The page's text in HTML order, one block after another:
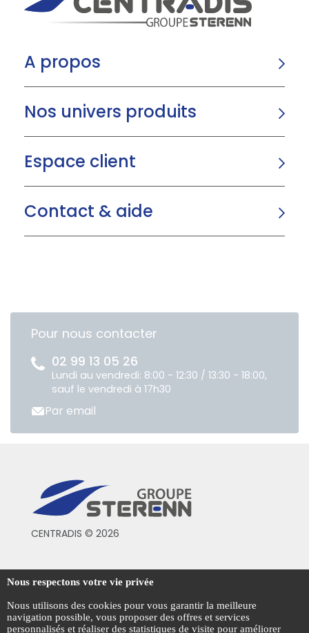
A propos
Nos univers produits
Espace client
Contact & aide
Pour nous contacter
02 99 13 05 26
Lundi au vendredi: 8:00 - 12:30 / 13:30 - 18:00,
sauf le vendredi à 17h30
Par email
CENTRADIS © 2026
Conditions générales de vente
Mentions légales
Politique de confidentialité
Nous respectons votre vie privée
Nous utilisons des cookies pour vous garantir la meilleure
navigation possible, vous proposer des offres et services
personnalisés et réaliser des statistiques de visite pour améliorer